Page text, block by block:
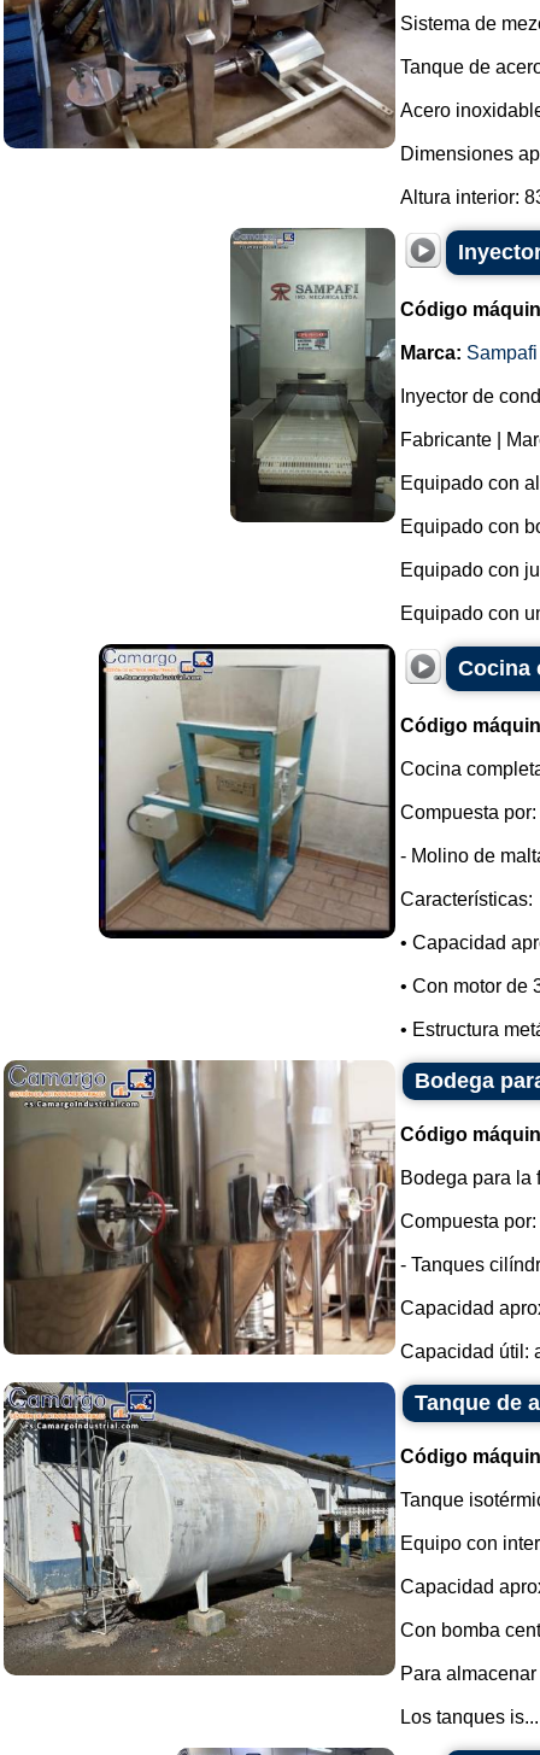
Sistema de
Tanque de
Acero
Dimensiones
Altura interior:
Código
Marca: Sampafi
Inyector de
Fabricante |
Equipado con
Equipado con
Equipado con
Equipado con
Cocina
Código
Cocina
Compuesta por:
- Molino de
Características:
• Capacidad
• Con motor de
• Estructura
Bodega
Código
Bodega para la
Compuesta por:
- Tanques
Capacidad
Capacidad útil:
Tanque de
Código
Tanque
Equipo con
Capacidad
Con bomba
Para
Los tanques is...